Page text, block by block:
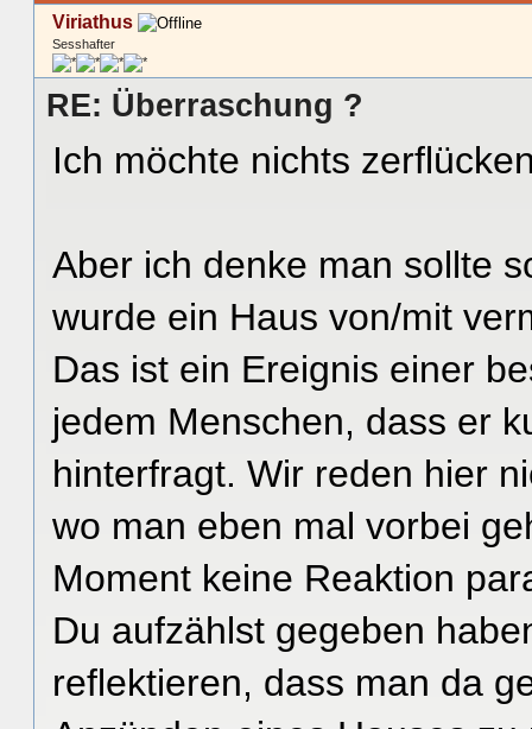
Viriathus
Sesshafter
RE: Überraschung ?
Ich möchte nichts
Aber ich denke man sollte
wurde ein Haus von/mit
Das ist ein Ereignis einer
jedem Menschen, dass er
hinterfragt. Wir reden hier
wo man eben mal vorbei
Moment keine Reaktion
Du aufzählst gegeben
reflektieren, dass man da